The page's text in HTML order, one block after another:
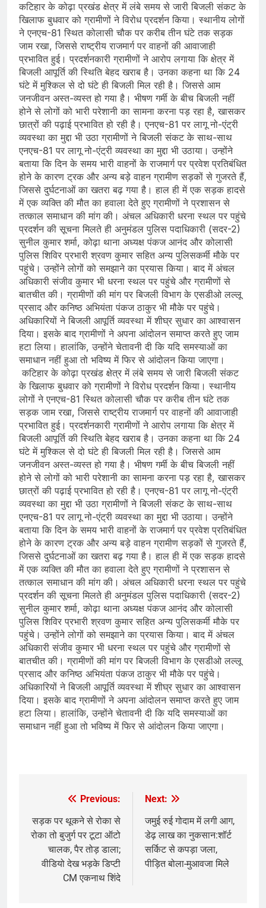
कटिहार के कोढ़ा प्रखंड क्षेत्र में लंबे समय से जारी बिजली संकट के
खिलाफ बुधवार को ग्रामीणों ने विरोध प्रदर्शन किया। स्थानीय लोगों
ने एनएच-81 स्थित कोलासी चौक पर करीब तीन घंटे तक सड़क
जाम रखा, जिससे राष्ट्रीय राजमार्ग पर वाहनों की आवाजाही
प्रभावित हुई। प्रदर्शनकारी ग्रामीणों ने आरोप लगाया कि क्षेत्र में
बिजली आपूर्ति की स्थिति बेहद खराब है। उनका कहना था कि 24
घंटे में मुश्किल से दो घंटे ही बिजली मिल रही है। जिससे आम
जनजीवन अस्त-व्यस्त हो गया है। भीषण गर्मी के बीच बिजली नहीं
होने से लोगों को भारी परेशानी का सामना करना पड़ रहा है, खासकर
छात्रों की पढ़ाई प्रभावित हो रही है। एनएच-81 पर लागू नो-एंट्री
व्यवस्था का मुद्दा भी उठा ग्रामीणों ने बिजली संकट के साथ-साथ
एनएच-81 पर लागू नो-एंट्री व्यवस्था का मुद्दा भी उठाया। उन्होंने
बताया कि दिन के समय भारी वाहनों के राजमार्ग पर प्रवेश प्रतिबंधित
होने के कारण ट्रक और अन्य बड़े वाहन ग्रामीण सड़कों से गुजरते हैं,
जिससे दुर्घटनाओं का खतरा बढ़ गया है। हाल ही में एक सड़क हादसे
में एक व्यक्ति की मौत का हवाला देते हुए ग्रामीणों ने प्रशासन से
तत्काल समाधान की मांग की। अंचल अधिकारी धरना स्थल पर पहुंचे
प्रदर्शन की सूचना मिलते ही अनुमंडल पुलिस पदाधिकारी (सदर-2)
सुनील कुमार शर्मा, कोढ़ा थाना अध्यक्ष पंकज आनंद और कोलासी
पुलिस शिविर प्रभारी श्रवण कुमार सहित अन्य पुलिसकर्मी मौके पर
पहुंचे। उन्होंने लोगों को समझाने का प्रयास किया। बाद में अंचल
अधिकारी संजीव कुमार भी धरना स्थल पर पहुंचे और ग्रामीणों से
बातचीत की। ग्रामीणों की मांग पर बिजली विभाग के एसडीओ लल्लू
प्रसाद और कनिष्ठ अभियंता पंकज ठाकुर भी मौके पर पहुंचे।
अधिकारियों ने बिजली आपूर्ति व्यवस्था में शीघ्र सुधार का आश्वासन
दिया। इसके बाद ग्रामीणों ने अपना आंदोलन समाप्त करते हुए जाम
हटा लिया। हालांकि, उन्होंने चेतावनी दी कि यदि समस्याओं का
समाधान नहीं हुआ तो भविष्य में फिर से आंदोलन किया जाएगा।
कटिहार के कोढ़ा प्रखंड क्षेत्र में लंबे समय से जारी बिजली संकट
के खिलाफ बुधवार को ग्रामीणों ने विरोध प्रदर्शन किया। स्थानीय
लोगों ने एनएच-81 स्थित कोलासी चौक पर करीब तीन घंटे तक
सड़क जाम रखा, जिससे राष्ट्रीय राजमार्ग पर वाहनों की आवाजाही
प्रभावित हुई। प्रदर्शनकारी ग्रामीणों ने आरोप लगाया कि क्षेत्र में
बिजली आपूर्ति की स्थिति बेहद खराब है। उनका कहना था कि 24
घंटे में मुश्किल से दो घंटे ही बिजली मिल रही है। जिससे आम
जनजीवन अस्त-व्यस्त हो गया है। भीषण गर्मी के बीच बिजली नहीं
होने से लोगों को भारी परेशानी का सामना करना पड़ रहा है, खासकर
छात्रों की पढ़ाई प्रभावित हो रही है। एनएच-81 पर लागू नो-एंट्री
व्यवस्था का मुद्दा भी उठा ग्रामीणों ने बिजली संकट के साथ-साथ
एनएच-81 पर लागू नो-एंट्री व्यवस्था का मुद्दा भी उठाया। उन्होंने
बताया कि दिन के समय भारी वाहनों के राजमार्ग पर प्रवेश प्रतिबंधित
होने के कारण ट्रक और अन्य बड़े वाहन ग्रामीण सड़कों से गुजरते हैं,
जिससे दुर्घटनाओं का खतरा बढ़ गया है। हाल ही में एक सड़क हादसे
में एक व्यक्ति की मौत का हवाला देते हुए ग्रामीणों ने प्रशासन से
तत्काल समाधान की मांग की। अंचल अधिकारी धरना स्थल पर पहुंचे
प्रदर्शन की सूचना मिलते ही अनुमंडल पुलिस पदाधिकारी (सदर-2)
सुनील कुमार शर्मा, कोढ़ा थाना अध्यक्ष पंकज आनंद और कोलासी
पुलिस शिविर प्रभारी श्रवण कुमार सहित अन्य पुलिसकर्मी मौके पर
पहुंचे। उन्होंने लोगों को समझाने का प्रयास किया। बाद में अंचल
अधिकारी संजीव कुमार भी धरना स्थल पर पहुंचे और ग्रामीणों से
बातचीत की। ग्रामीणों की मांग पर बिजली विभाग के एसडीओ लल्लू
प्रसाद और कनिष्ठ अभियंता पंकज ठाकुर भी मौके पर पहुंचे।
अधिकारियों ने बिजली आपूर्ति व्यवस्था में शीघ्र सुधार का आश्वासन
दिया। इसके बाद ग्रामीणों ने अपना आंदोलन समाप्त करते हुए जाम
हटा लिया। हालांकि, उन्होंने चेतावनी दी कि यदि समस्याओं का
समाधान नहीं हुआ तो भविष्य में फिर से आंदोलन किया जाएगा।
navigation
Previous:
सड़क पर थूकने से रोका से
रोका तो बुजुर्ग पर टूटा ऑटो
चालक, पैर तोड़ डाला;
वीडियो देख भड़के डिप्टी
CM एकनाथ शिंदे
Next:
जमुई रुई गोदाम में लगी आग,
डेढ़ लाख का नुकसान:शॉर्ट
सर्किट से कपड़ा जला,
पीड़ित बोला-मुआवजा मिले